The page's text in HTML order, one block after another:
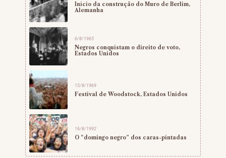
Início da construção do Muro de Berlim,
Alemanha
6/8/1965
Negros conquistam o direito de voto,
Estados Unidos
15/8/1969
Festival de Woodstock, Estados Unidos
16/8/1992
O “domingo negro” dos caras-pintadas